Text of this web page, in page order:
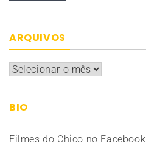
ARQUIVOS
Arquivos
BIO
Filmes do Chico no Facebook